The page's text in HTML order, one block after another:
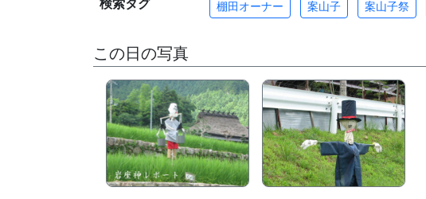
棚田オーナー 案山子 案山子祭
この日の写真